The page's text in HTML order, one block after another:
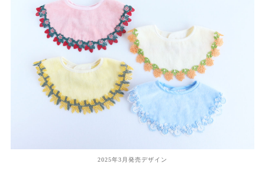
2025年3月発売デザイン